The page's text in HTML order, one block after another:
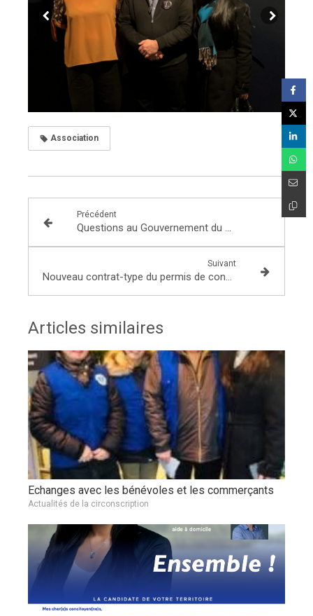
Association
Précédent
Questions au Gouvernement du mardi 18 février : les chiffres de l'économie
Suivant
Nouveau contrat-type du permis de conduire
Articles similaires
Echanges avec les bénévoles et les commerçants
Actualités de la circonscription